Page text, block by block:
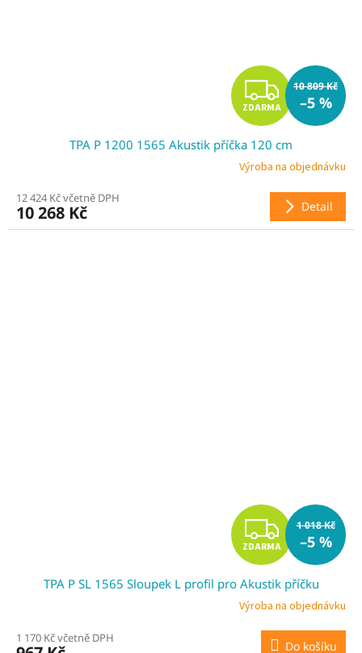
Z
D
A
R
M
ZDARMA
10 809 Kč
–5 %
TPA P 1200 1565 Akustik příčka 120 cm
Výroba na objednávku
12 424 Kč včetně DPH
10 268 Kč Detail
Z
D
A
R
ZDARMA
1 018 Kč
–5 %
TPA P SL 1565 Sloupek L profil pro Akustik příčku
Výroba na objednávku
1 170 Kč včetně DPH
Do košíku